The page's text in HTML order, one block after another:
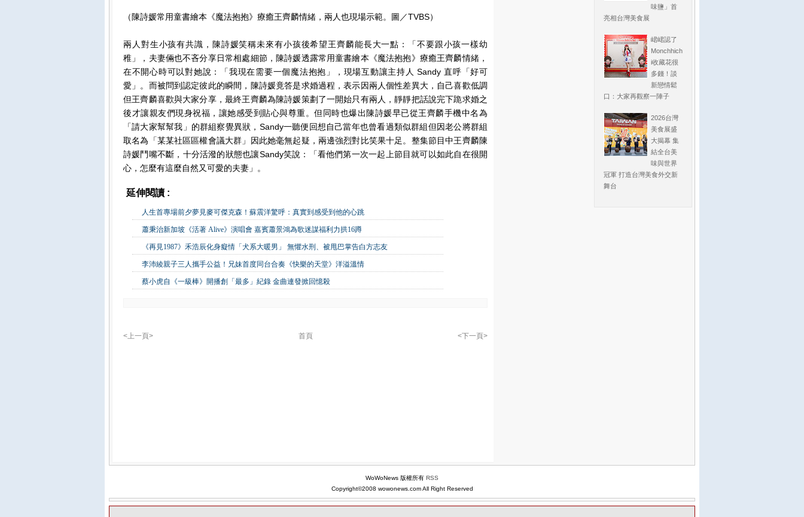
（陳詩媛常用童書繪本《魔法抱抱》療癒王齊麟情緒，兩人也現場示範。圖／TVBS）
兩人對生小孩有共識，陳詩媛笑稱未來有小孩後希望王齊麟能長大一點：「不要跟小孩一樣幼
稚」，夫妻倆也不吝分享日常相處細節，陳詩媛透露常用童書繪本《魔法抱抱》療癒王齊麟情緒，
在不開心時可以對她說：「我現在需要一個魔法抱抱」，現場互動讓主持人 Sandy 直呼「好可
愛」。而被問到認定彼此的瞬間，陳詩媛竟答是求婚過程，表示因兩人個性差異大，自己喜歡低調
但王齊麟喜歡與大家分享，最終王齊麟為陳詩媛策劃了一開始只有兩人，靜靜把話說完下跪求婚之
後才讓親友們現身祝福，讓她感受到貼心與尊重。但同時也爆出陳詩媛早已從王齊麟手機中名為
「請大家幫幫我」的群組察覺異狀，Sandy一聽便回想自己當年也曾看過類似群組但因老公將群組
取名為「某某社區區權會議大群」因此她毫無起疑，兩邊強烈對比笑果十足。整集節目中王齊麟陳
詩媛鬥嘴不斷，十分活潑的狀態也讓Sandy笑說：「看他們第一次一起上節目就可以如此自在很開
心，怎麼有這麼自然又可愛的夫妻」。
延伸閱讀 :
人生首專場前夕夢見麥可傑克森！蘇震洋驚呼：真實到感受到他的心跳
蕭秉治新加坡《活著 Alive》演唱會 嘉賓蕭景鴻為歌迷謀福利力拱16蹲
《再見1987》禾浩辰化身癡情「犬系大暖男」 無懼水刑、被甩巴掌告白方志友
李沛綾親子三人攜手公益！兄妹首度同台合奏《快樂的天堂》洋溢溫情
蔡小虎自《一級棒》開播創「最多」紀錄 金曲連發掀回憶殺
<上一頁> <下一頁>
首頁
味鹽」首
亮相台灣美食展
峮峮認了
Monchhich
i收藏花很
多錢！談
新戀情鬆
口：大家再觀察一陣子
2026台灣
美食展盛
大揭幕 集
結全台美
味與世界
冠軍 打造台灣美食外交新
舞台
WoWoNews 版權所有 RSS
Copyright©2008 wowonews.com All Right Reserved